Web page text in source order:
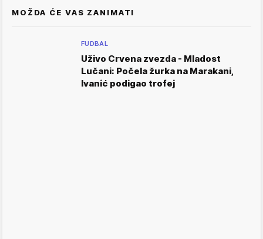
MOŽDA ĆE VAS ZANIMATI
FUDBAL
Uživo Crvena zvezda - Mladost
Lučani: Počela žurka na Marakani,
Ivanić podigao trofej